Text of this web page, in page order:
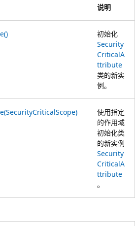
说明
初始化
Security
CriticalA
ttribute
类的新实
例。
使用指定
的作用域
初始化类
的新实例
Security
CriticalA
ttribute
。